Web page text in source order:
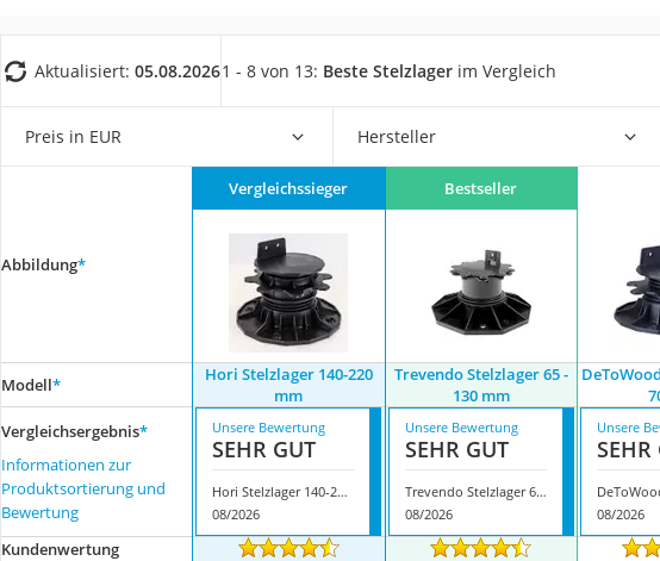
Multimeter
Gasdurchlauferhitzer
Service
Aktualisiert: 05.08.20261 - 8 von 13: Beste Stelzlager im Vergleich
Preis in EUR Hersteller
Abbildung*
Vergleichssieger Bestseller
Modell*
Hori Stelzlager 140-220
mm
Trevendo Stelzlager 65 -
130 mm
Vergleichsergebnis*
Informationen zur
Produktsortierung und
Bewertung
Unsere Bewertung
SEHR GUT
Hori Stelzlager 140-220 mm
08/2026
Unsere Bewertung
SEHR GUT
Trevendo Stelzlager 65 - 130 mm
08/2026
Unsere
SEHR
08/2026
Kundenwertung